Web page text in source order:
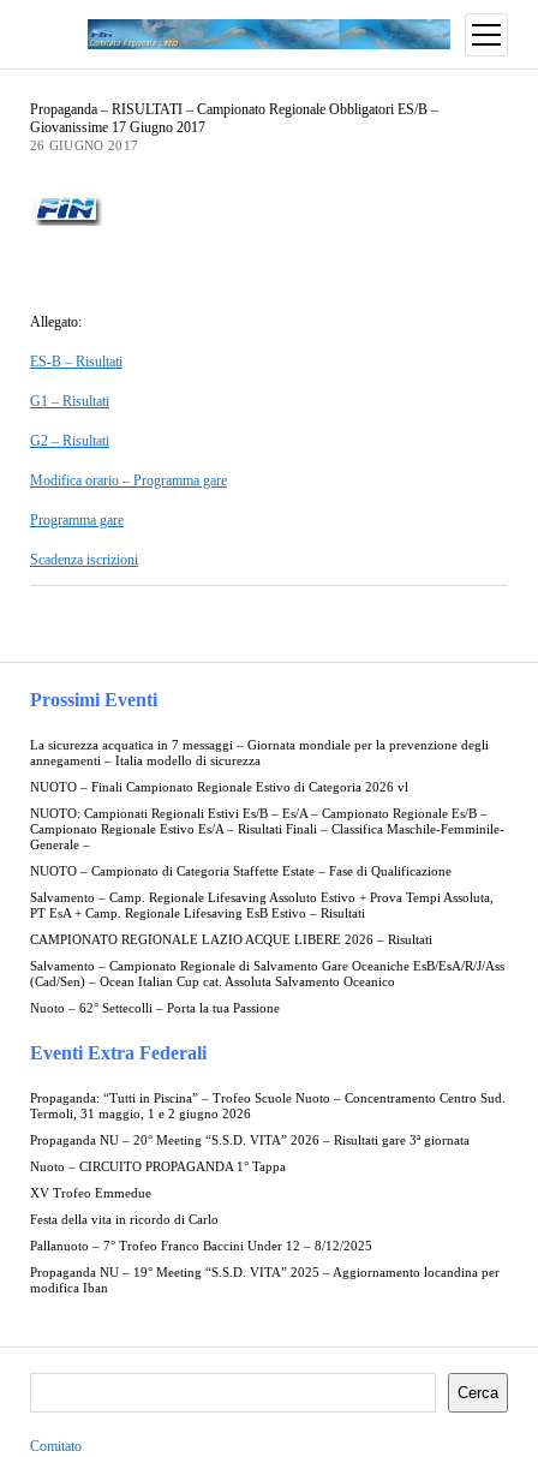
Prossimi Eventi
La sicurezza acquatica in 7 messaggi – Giornata mondiale per la prevenzione degli
annegamenti – Italia modello di sicurezza
NUOTO – Finali Campionato Regionale Estivo di Categoria 2026 vl
NUOTO: Campionati Regionali Estivi Es/B – Es/A – Campionato Regionale Es/B –
Campionato Regionale Estivo Es/A – Risultati Finali – Classifica Maschile-Femminile-
Generale –
NUOTO – Campionato di Categoria Staffette Estate – Fase di Qualificazione
Salvamento – Camp. Regionale Lifesaving Assoluto Estivo + Prova Tempi Assoluta,
PT EsA + Camp. Regionale Lifesaving EsB Estivo – Risultati
CAMPIONATO REGIONALE LAZIO ACQUE LIBERE 2026 – Risultati
Salvamento – Campionato Regionale di Salvamento Gare Oceaniche EsB/EsA/R/J/Ass
(Cad/Sen) – Ocean Italian Cup cat. Assoluta Salvamento Oceanico
Nuoto – 62° Settecolli – Porta la tua Passione
Eventi Extra Federali
Propaganda: “Tutti in Piscina” – Trofeo Scuole Nuoto – Concentramento Centro Sud.
Termoli, 31 maggio, 1 e 2 giugno 2026
Propaganda NU – 20° Meeting “S.S.D. VITA” 2026 – Risultati gare 3ª giornata
Nuoto – CIRCUITO PROPAGANDA 1° Tappa
XV Trofeo Emmedue
Festa della vita in ricordo di Carlo
Pallanuoto – 7° Trofeo Franco Baccini Under 12 – 8/12/2025
Propaganda NU – 19° Meeting “S.S.D. VITA” 2025 – Aggiornamento locandina per
modifica Iban
Propaganda – RISULTATI – Campionato Regionale Obbligatori ES/B –
Giovanissime 17 Giugno 2017
26 GIUGNO 2017
Allegato:
ES-B – Risultati
G1 – Risultati
G2 – Risultati
Modifica orario – Programma gare
Programma gare
Scadenza iscrizioni
Cerca
Comitato